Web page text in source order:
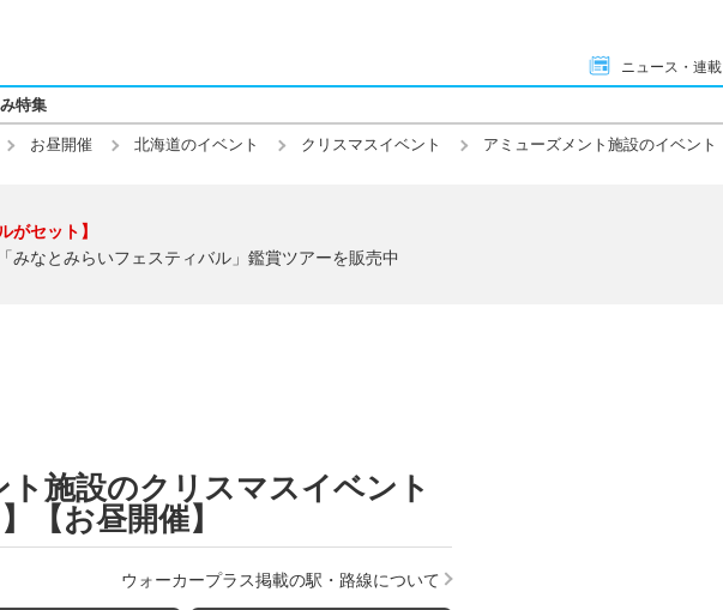
ニュース・連載
特集
お昼開催 北海道のイベント クリスマスイベント アミューズメント施設のイベント
がセット】
みなとみらいフェスティバル」鑑賞ツアーを販売中
施設のクリスマスイベント
【お昼開催】
ウォーカープラス掲載の駅・路線について